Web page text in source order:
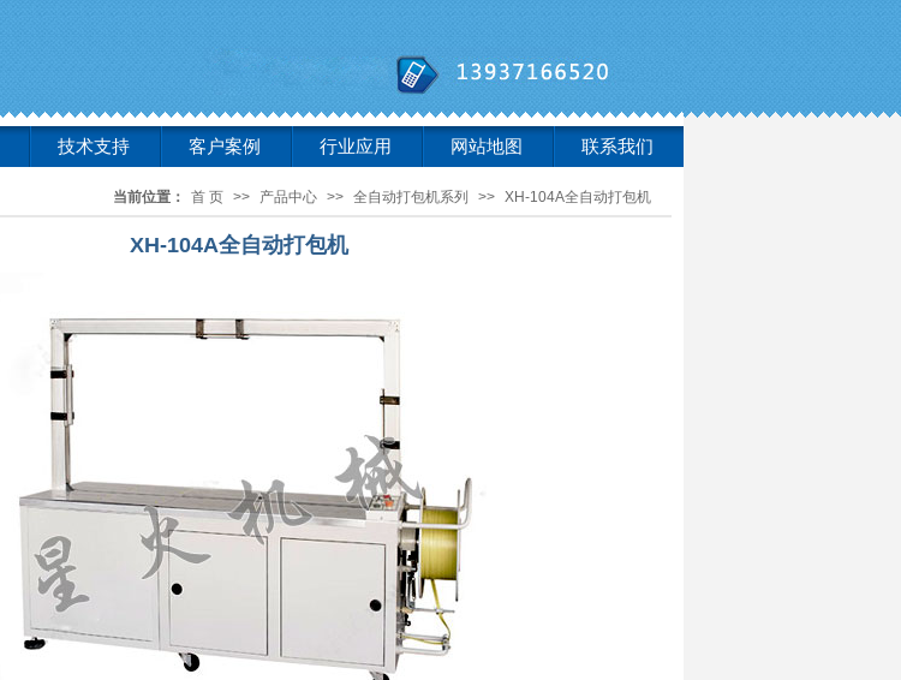
技术支持 客户案例 行业应用 网站地图 联系我们
当前位置： 首 页 >> 产品中心 >> 全自动打包机系列 >> XH-104A全自动打包机
XH-104A全自动打包机